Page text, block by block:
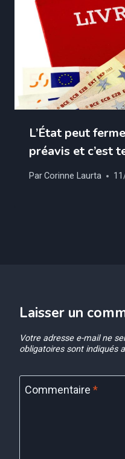
L’État peut
préavis et c’est
ParCorinne Laurta
Laisser un
Votre adresse e-mail ne
obligatoires sont indiqués
Commentaire *